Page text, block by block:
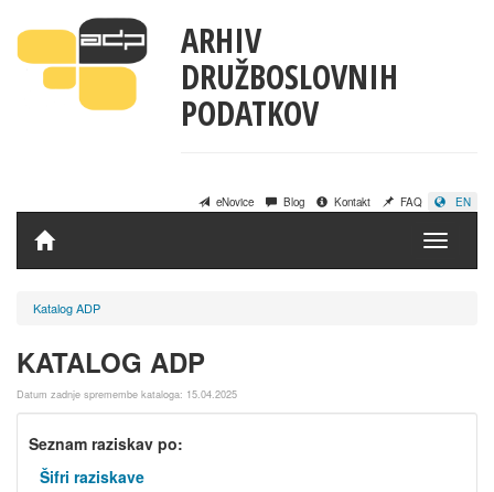
ARHIV
DRUŽBOSLOVNIH
PODATKOV
eNovice Blog Kontakt FAQ EN
Domov
Katalog ADP
KATALOG ADP
Datum zadnje spremembe kataloga: 15.04.2025
Seznam raziskav po:
Šifri raziskave